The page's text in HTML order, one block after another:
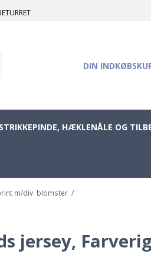
DIN
HÆKLENÅLE OG
m/div. blomster /
jersey,